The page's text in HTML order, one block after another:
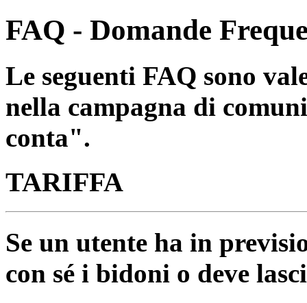
FAQ - Domande
Le seguenti FAQ sono
nella campagna di
conta".
TARIFFA
Se un utente ha in
con sé i bidoni o deve